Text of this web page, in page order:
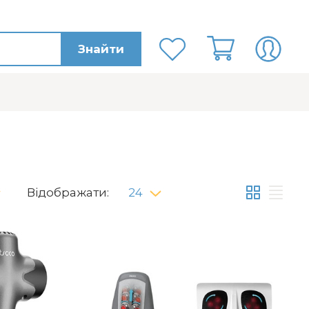
Знайти
Відображати: 24